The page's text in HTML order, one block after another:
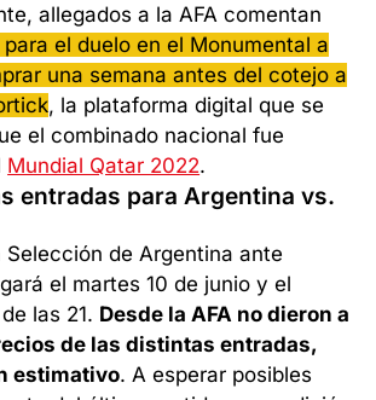
allegados a la AFA comentan
el duelo en el Monumental a
una semana antes del cotejo a
, la plataforma digital que se
el combinado nacional fue
Mundial Qatar 2022.
entradas para Argentina vs.
Selección de Argentina ante
el martes 10 de junio y el
las 21. Desde la AFA no dieron a
de las distintas entradas,
estimativo. A esperar posibles